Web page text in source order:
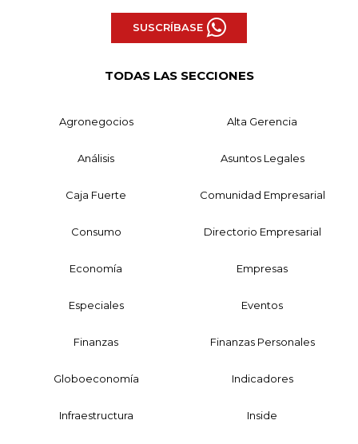
SUSCRÍBASE
TODAS LAS SECCIONES
Agronegocios Alta Gerencia
Análisis Asuntos Legales
Caja Fuerte Comunidad Empresarial
Consumo Directorio Empresarial
Economía Empresas
Especiales Eventos
Finanzas Finanzas Personales
Globoeconomía Indicadores
Infraestructura Inside